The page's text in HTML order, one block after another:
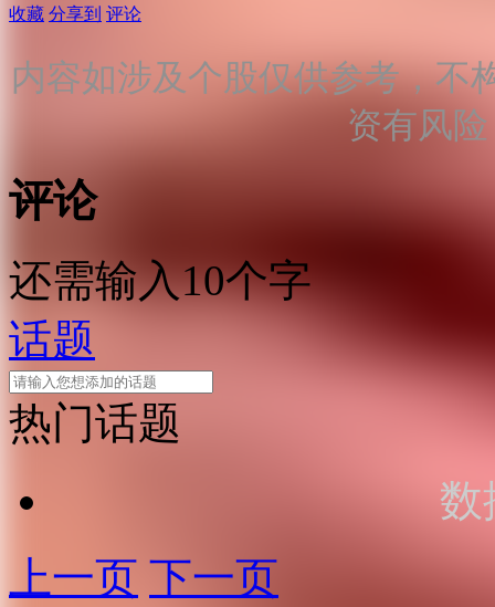
收藏 分享到 评论
内容如涉及个股仅供参考，不
资有风
评论
还需输入10个字
话题
热门话题
数
上一页 下一页